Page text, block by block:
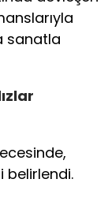
sanatla
belirlendi.